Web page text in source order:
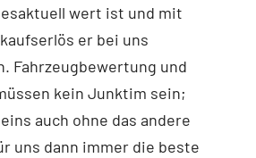
wert ist und mit
er bei uns
Fahrzeugbewertung und
kein Junktim sein;
auch ohne das andere
uns dann immer die beste